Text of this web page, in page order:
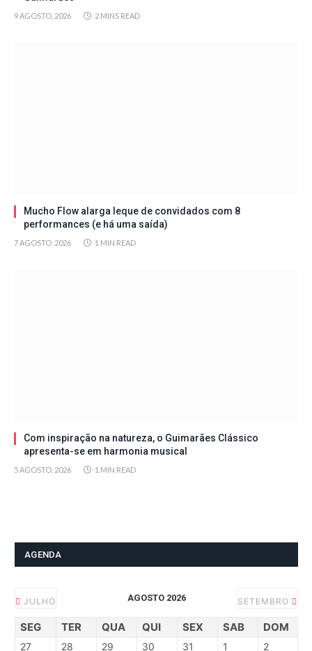
9 AGOSTO, 2026 2 MINS READ
Mucho Flow alarga leque de convidados com 8
performances (e há uma saída)
7 AGOSTO, 2026 1 MIN READ
Com inspiração na natureza, o Guimarães Clássico
apresenta-se em harmonia musical
5 AGOSTO, 2026 1 MIN READ
AGENDA
JULHO AGOSTO 2026 SETEMBRO
SEG TER QUA QUI SEX SAB DOM
27 28 29 30 31 1 2